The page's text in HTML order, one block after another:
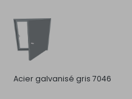
Acier galvanisé gris 7046